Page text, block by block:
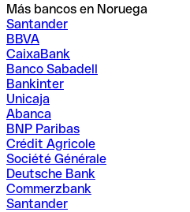
Más bancos en Noruega
Santander
BBVA
CaixaBank
Banco Sabadell
Bankinter
Unicaja
Abanca
BNP Paribas
Crédit Agricole
Société Générale
Deutsche Bank
Commerzbank
Santander